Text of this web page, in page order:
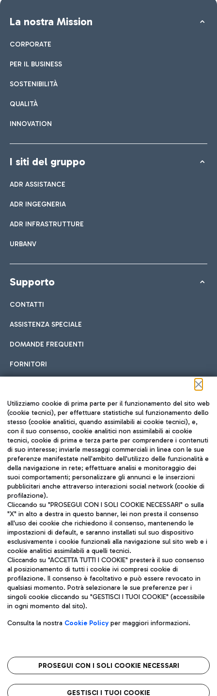
La nostra Mission
CORPORATE
PER IL BUSINESS
SOSTENIBILITÀ
QUALITÀ
INNOVATION
I siti del gruppo
ADR ASSISTANCE
ADR INGEGNERIA
ADR INFRASTRUTTURE
URBANV
Supporto
CONTATTI
ASSISTENZA SPECIALE
DOMANDE FREQUENTI
FORNITORI
Seguici sui social
TRAVEL JOURNAL
ITA
Aeroporti di Roma S.p.A. - Società soggetta a direzione e
coordinamento di Mundys S.p.A.
Codice fiscale e Registro delle Imprese di Roma 13032990155 P.
IVA 06572251004
Capitale sociale 62.224.743,00 int. vers.
Sede legale: Via Pier Paolo Racchetti 1 - 00054 Fiumicino (RM)
telefono +39 06 65951
Privacy policy
Note legali
Roma FCO
L'aeroporto stellato
Utilizziamo cookie di prima parte per il funzionamento del sito web
(cookie tecnici), per effettuare statistiche sul funzionamento dello
stesso (cookie analitici, quando assimilabili ai cookie tecnici), e,
con il suo consenso, cookie analitici non assimilabili ai cookie
tecnici, cookie di prima e terza parte per comprendere i contenuti
di suo interesse; inviarle messaggi commerciali in linea con le sue
preferenze manifestate nell'ambito dell'utilizzo delle funzionalità e
della navigazione in rete; effettuare analisi e monitoraggio dei
suoi comportamenti; personalizzare gli annunci e le inserzioni
pubblicitari anche attraverso interazioni social network (cookie di
profilazione).
Cliccando su "PROSEGUI CON I SOLI COOKIE NECESSARI" o sulla
"X" in alto a destra in questo banner, lei non presta il consenso
all'uso dei cookie che richiedono il consenso, mantenendo le
impostazioni di default, e saranno installati sul suo dispositivo
esclusivamente i cookie funzionali alla navigazione sul sito web e i
cookie analitici assimilabili a quelli tecnici.
Cliccando su "ACCETTA TUTTI I COOKIE" presterà il suo consenso
al posizionamento di tutti i cookie ivi compresi cookie di
profilazione. Il consenso è facoltativo e può essere revocato in
qualsiasi momento. Potrà selezionare le sue preferenze per i
singoli cookie cliccando su "GESTISCI I TUOI COOKIE" (accessibile
in ogni momento dal sito).
Consulta la nostra Cookie Policyper maggiori informazioni.
PROSEGUI CON I SOLI COOKIE NECESSARI
GESTISCI I TUOI COOKIE